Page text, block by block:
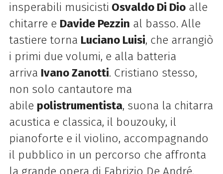
insperabili musicisti Osvaldo Di Dioalle
chitarre e Davide Pezzin al basso. Alle
tastiere torna Luciano Luisi, che arrangiò
i primi due volumi, e alla batteria
arriva Ivano Zanotti. Cristiano stesso,
non solo cantautore ma
abile polistrumentista, suona la chitarra
acustica e classica, il bouzouky, il
pianoforte e il violino, accompagnando
il pubblico in un percorso che affronta